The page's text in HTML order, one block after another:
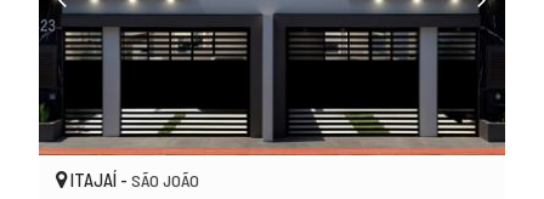
ITAJAÍ - SÃO JOÃO